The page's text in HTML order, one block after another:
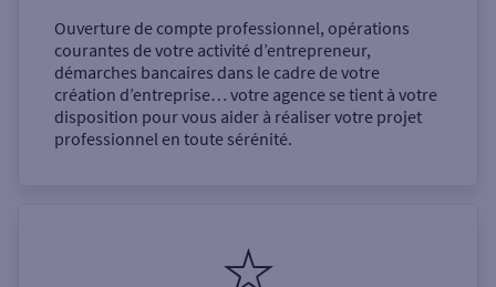
Ouverture de compte professionnel, opérations
courantes de votre activité d’entrepreneur,
démarches bancaires dans le cadre de votre
création d’entreprise… votre agence se tient à votre
disposition pour vous aider à réaliser votre projet
professionnel en toute sérénité.